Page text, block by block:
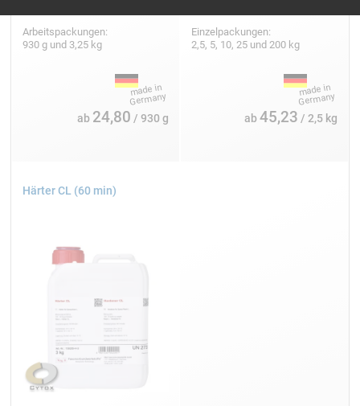
Arbeitspackungen:
930 g und 3,25 kg
ab 24,80 / 930 g
Einzelpackungen:
2,5, 5, 10, 25 und 200 kg
ab45,23 / 2,5 kg
Härter CL (60 min)